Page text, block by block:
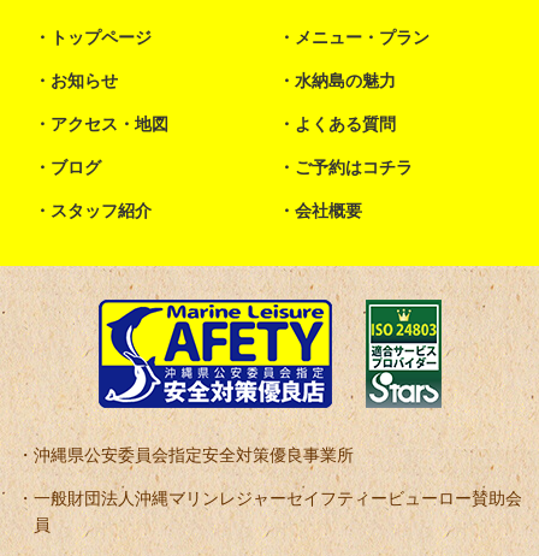
トップページ メニュー・プラン
お知らせ 水納島の魅力
アクセス・地図 よくある質問
ブログ ご予約はコチラ
スタッフ紹介 会社概要
沖縄県公安委員会指定安全対策優良事業所
一般財団法人沖縄マリンレジャーセイフティービューロー賛助会
員